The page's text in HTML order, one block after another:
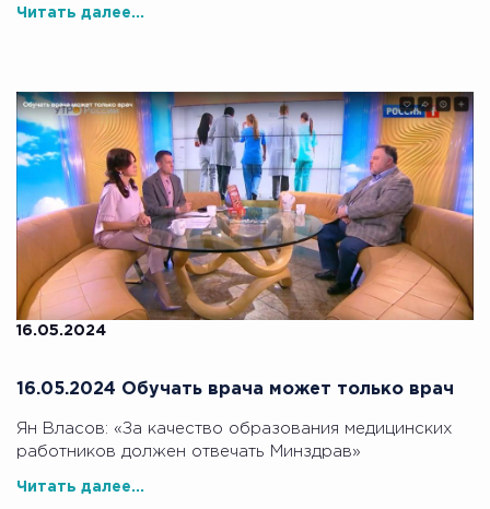
Читать далее...
16.05.2024
16.05.2024 Обучать врача может только врач
Ян Власов: «За качество образования медицинских
работников должен отвечать Минздрав»
Читать далее...